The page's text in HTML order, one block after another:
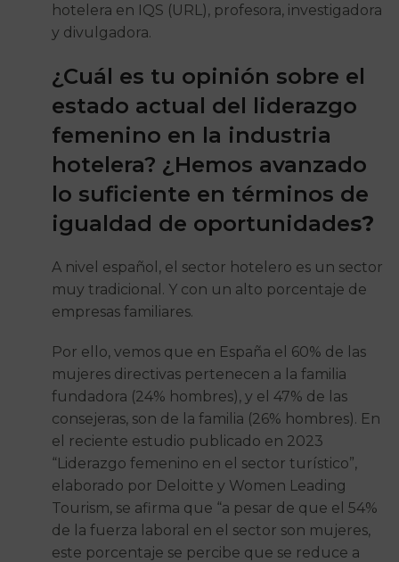
hotelera en IQS (URL), profesora, investigadora
y divulgadora.
¿Cuál es tu opinión sobre el
estado actual del liderazgo
femenino en la industria
hotelera? ¿Hemos avanzado
lo suficiente en términos de
igualdad de oportunidades?
A nivel español, el sector hotelero es un sector
muy tradicional. Y con un alto porcentaje de
empresas familiares.
Por ello, vemos que en España el 60% de las
mujeres directivas pertenecen a la familia
fundadora (24% hombres), y el 47% de las
consejeras, son de la familia (26% hombres). En
el reciente estudio publicado en 2023
“Liderazgo femenino en el sector turístico”,
elaborado por Deloitte y Women Leading
Tourism, se afirma que “a pesar de que el 54%
de la fuerza laboral en el sector son mujeres,
este porcentaje se percibe que se reduce a